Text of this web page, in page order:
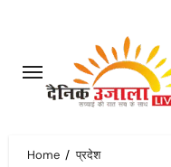
content
Home
प्रदेश